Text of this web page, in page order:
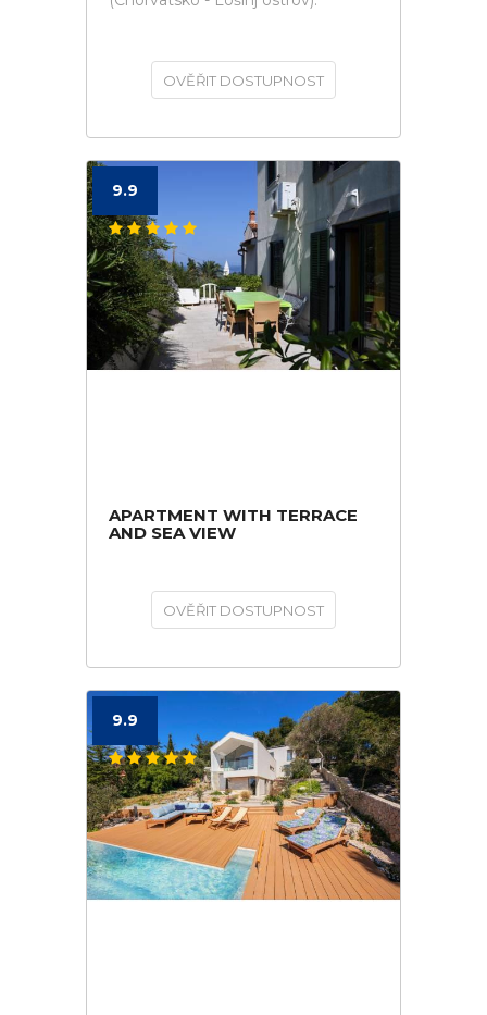
OVĚŘIT DOSTUPNOST
9.9
APARTMENT WITH TERRACE
AND SEA VIEW
OVĚŘIT DOSTUPNOST
9.9